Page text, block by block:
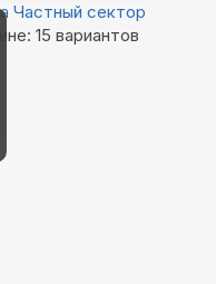
Частный сектор
15 вариантов